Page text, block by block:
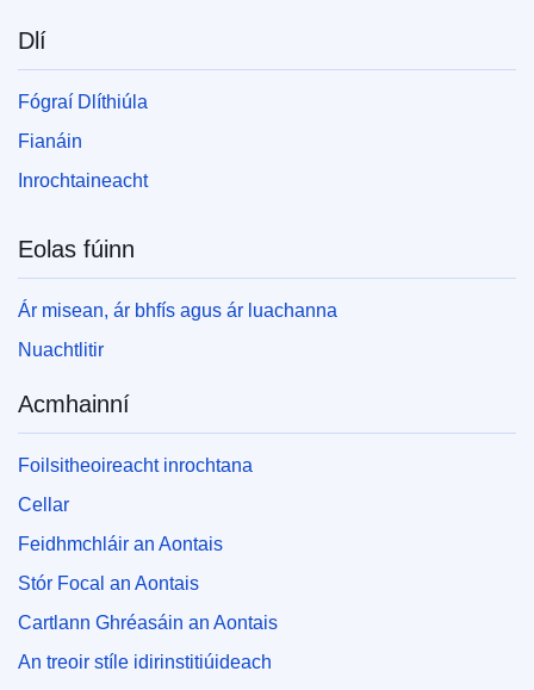
Dlí
Fógraí Dlíthiúla
Fianáin
Inrochtaineacht
Eolas fúinn
Ár misean, ár bhfís agus ár luachanna
Nuachtlitir
Acmhainní
Foilsitheoireacht inrochtana
Cellar
Feidhmchláir an Aontais
Stór Focal an Aontais
Cartlann Ghréasáin an Aontais
An treoir stíle idirinstitiúideach